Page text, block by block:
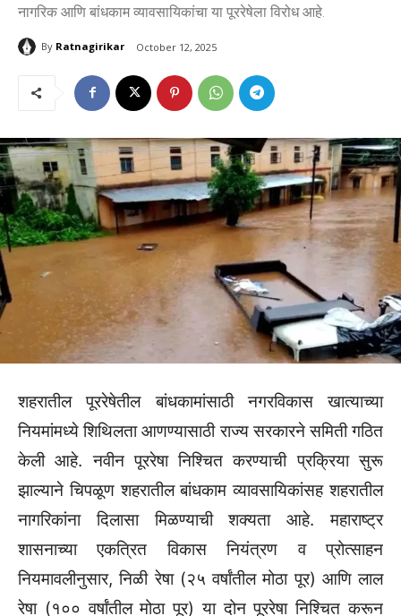
नागरिक आणि बांधकाम व्यावसायिकांचा या पूररेषेला विरोध आहे.
By Ratnagirikar October 12, 2025
शहरातील पूररेषेतील बांधकामांसाठी नगरविकास खात्याच्या
नियमांमध्ये शिथिलता आणण्यासाठी राज्य सरकारने समिती गठित
केली आहे. नवीन पूररेषा निश्चित करण्याची प्रक्रिया सुरू
झाल्याने चिपळूण शहरातील बांधकाम व्यावसायिकांसह शहरातील
नागरिकांना दिलासा मिळण्याची शक्यता आहे. महाराष्ट्र
शासनाच्या एकत्रित विकास नियंत्रण व प्रोत्साहन
नियमावलीनुसार, निळी रेषा (२५ वर्षांतील मोठा पूर) आणि लाल
रेषा (१०० वर्षांतील मोठा पूर) या दोन पूररेषा निश्चित करून